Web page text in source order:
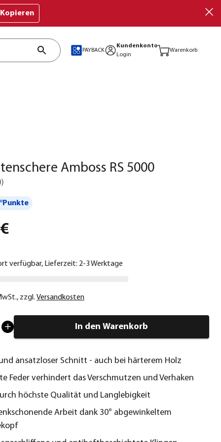
Kopieren
PAYBACK
Kundenkonto
Login
Warenkorb
Amboss RS 5000
)
verfügbar, Lieferzeit: 2-3 Werktage
, zzgl. Versandkosten
In den Warenkorb
ansatzloser Schnitt - auch bei härterem Holz
Feder verhindert das Verschmutzen und Verhaken
höchste Qualität und Langlebigkeit
Arbeit dank 30° abgewinkeltem